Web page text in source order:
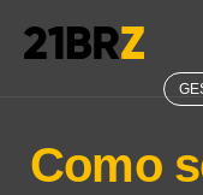
Como